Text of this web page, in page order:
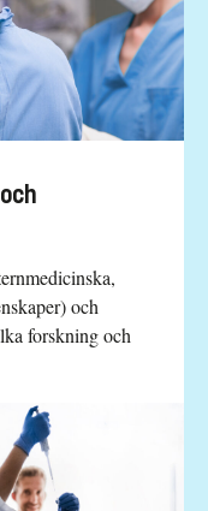
och
forskning och